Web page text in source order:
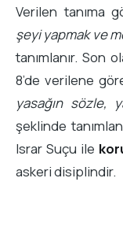
Verilen tanıma
şeyi yapmak ve
tanımlanır. Son
8’de verilene
yasağın sözle,
şeklinde
Israr Suçu ile
askeri disiplindir.